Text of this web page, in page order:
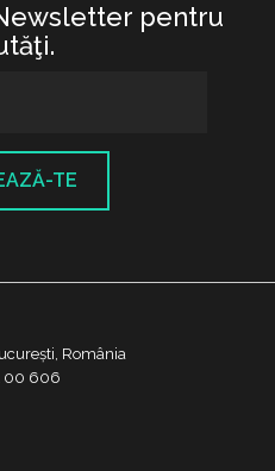
pentru
TE
România
00 606